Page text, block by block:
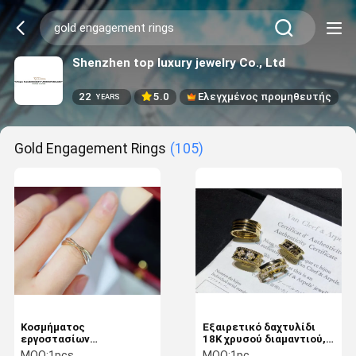
Shenzhen top luxury jewelry Co., Ltd
22 YEARS 5.0 Ελεγχμένος προμηθευτής
Gold Engagement Rings (105)
Κοσμήματος
εργοστασίων
πολυτέλειας χρυσό
Εξαιρετικό δαχτυλίδι
18K χρυσού διαμαντιού,
18K ροζ χρυσού